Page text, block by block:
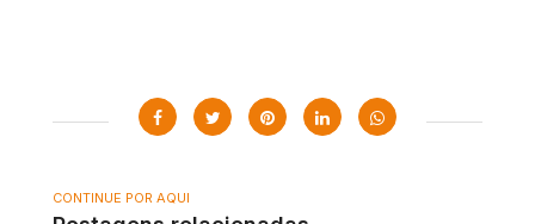
CONTINUE POR AQUI